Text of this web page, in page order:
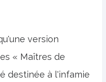
version
« Maîtres de
destinée à l'infamie